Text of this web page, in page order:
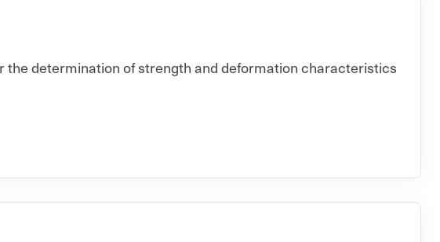
the determination of strength and deformation characteristics